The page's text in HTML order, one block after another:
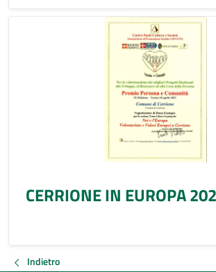
CERRIONE IN EUROPA
Indietro